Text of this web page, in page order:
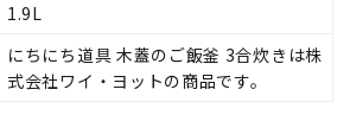
1.9L
にちにち道具 木蓋のご飯釜 3合炊きは株
式会社ワイ・ヨットの商品です。